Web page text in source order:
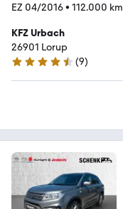
EZ 04/2016• 112.000 km
KFZ Urbach
26901 Lorup
4.5 Sterne
(9)